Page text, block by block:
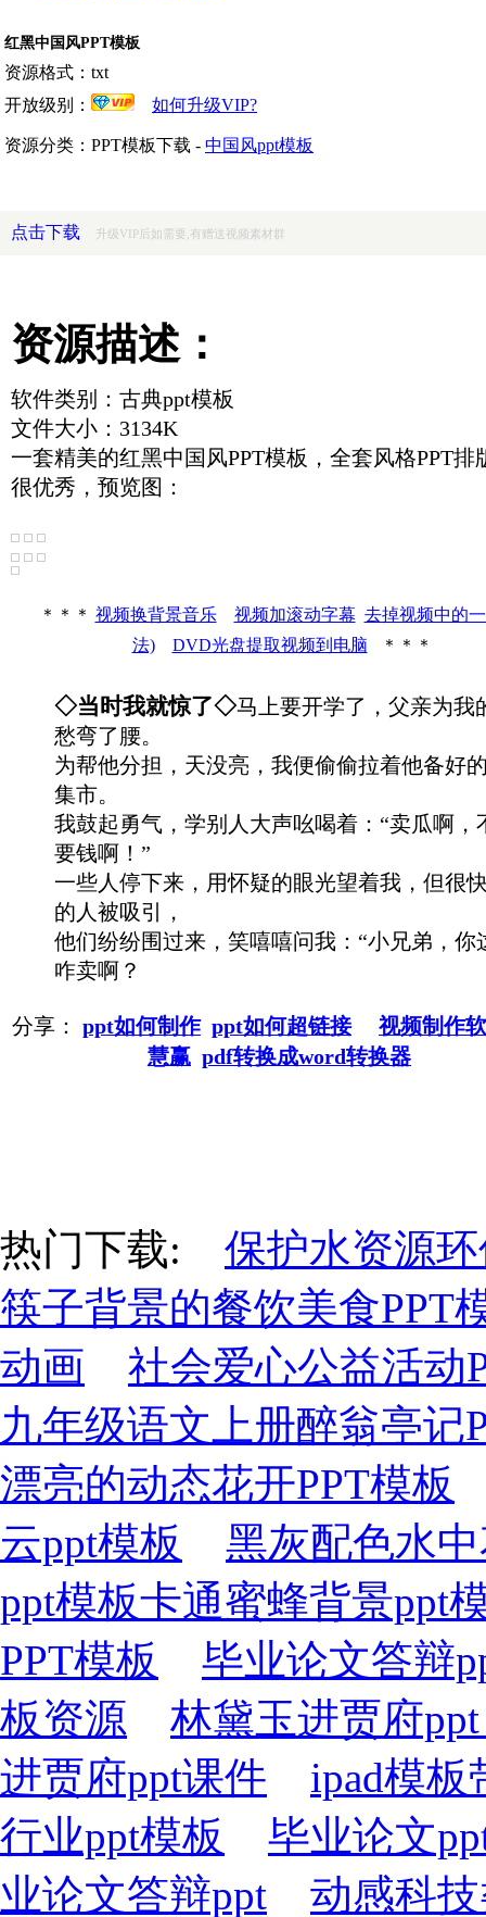
红黑中国风PPT模板
资源格式：txt
开放级别：
如何升级VIP?
资源分类：PPT模板下载 - 中国风ppt模板
点击下载 升级VIP后如需要,有赠送视频素材群
资源描述：
软件类别：古典ppt模板
文件大小：3134K
一套精美的红黑中国风PPT模板，全套风格PPT排
很优秀，预览图：
＊＊＊ 视频换背景音乐 视频加滚动字幕 去掉视频中的
法)
DVD光盘提取视频到电脑 ＊＊＊
◇当时我就惊了◇马上要开学了，父亲为我
愁弯了腰。
为帮他分担，天没亮，我便偷偷拉着他备好
集市。
我鼓起勇气，学别人大声吆喝着：“卖瓜啊，
要钱啊！”
一些人停下来，用怀疑的眼光望着我，但很
的人被吸引，
他们纷纷围过来，笑嘻嘻问我：“小兄弟，你
咋卖啊？
分享： ppt如何制作 ppt如何超链接
视频制作
慧赢 pdf转换成word转换器
热门下载: 保护水资源
筷子背景的餐饮美食PPT
动画
社会爱心公益活动
九年级语文上册醉翁亭记
漂亮的动态花开PPT模板
云ppt模板
黑灰配色水
ppt模板卡通蜜蜂背景ppt
PPT模板
毕业论文答辩
板资源
林黛玉进贾府
进贾府ppt课件
ipad模板
行业ppt模板
毕业论文
业论文答辩ppt
动感科